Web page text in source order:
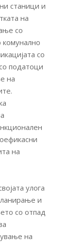
станици и
на
со
со
податоци
на
на
улога
и
со отпад
на